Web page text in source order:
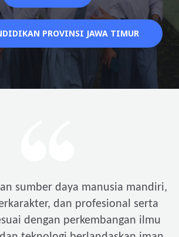
PROVINSI JAWA TIMUR
sumber daya manusia mandiri,
dan profesional serta
dengan perkembangan ilmu